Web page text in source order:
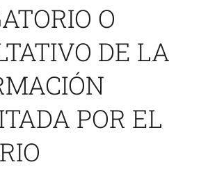
O
DE LA
POR EL